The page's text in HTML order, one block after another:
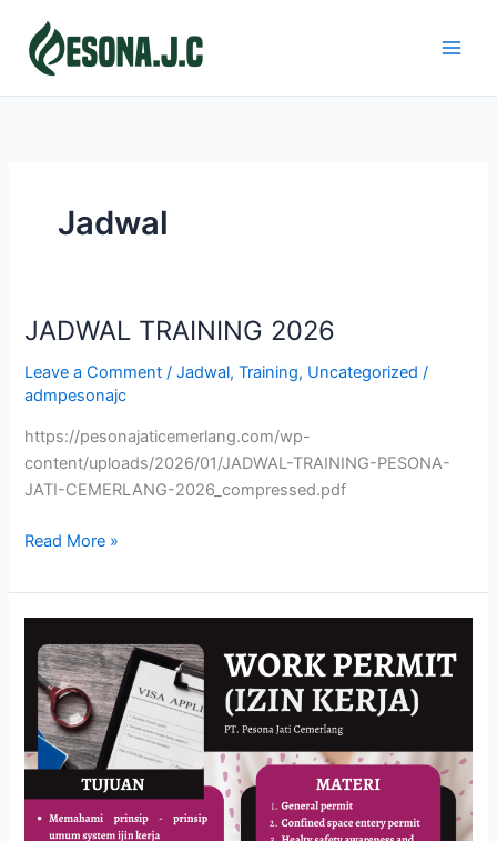
content
Jadwal
JADWAL TRAINING 2026
Leave a Comment /Jadwal,Training, Uncategorized /
admpesonajc
https://pesonajaticemerlang.com/wp-
content/uploads/2026/01/JADWAL-TRAINING-PESONA-
JATI-CEMERLANG-2026_compressed.pdf
JADWAL
2026
Read More »
PERMIT